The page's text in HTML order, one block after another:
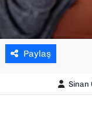
Paylaş
Sinan